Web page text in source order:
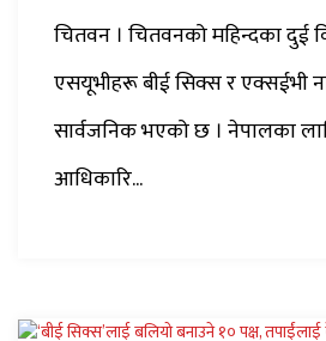
चितवन । चितवनको महिन्दका दुई
एसयूभीहरू बीई सिक्स र एक्सईभी
सार्वजनिक भएको छ । नेपालका
आधिकारि...